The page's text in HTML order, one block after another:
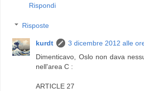
Rispondi
Risposte
kurdt
3 dicembre 2012 alle
Dimenticavo, Oslo non dava
nell'area C :
ARTICLE 27